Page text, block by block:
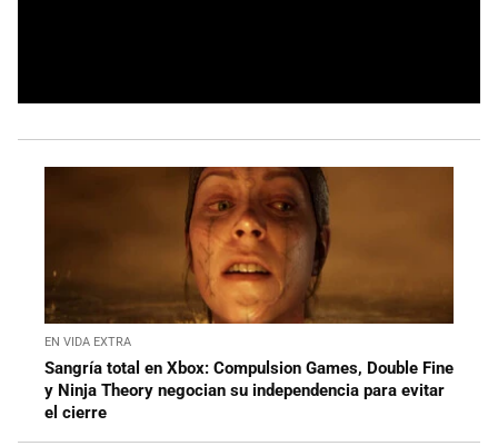
EN VIDA EXTRA
Sangría total en Xbox: Compulsion Games, Double Fine
y Ninja Theory negocian su independencia para evitar
el cierre